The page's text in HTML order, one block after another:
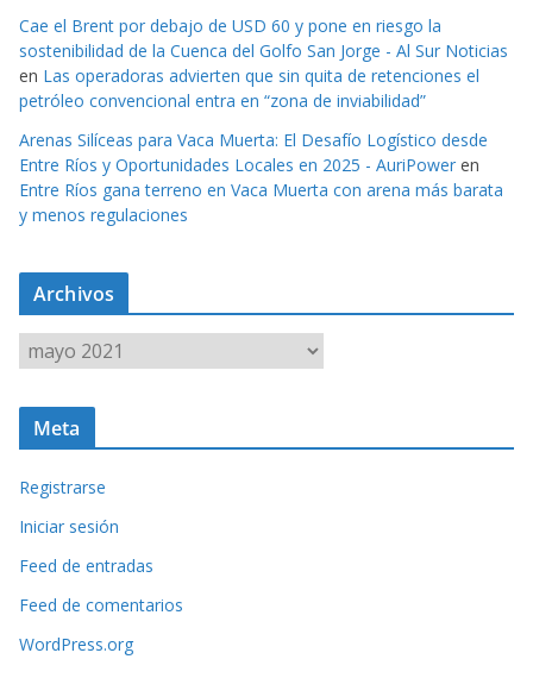
Cae el Brent por debajo de USD 60 y pone en riesgo la
sostenibilidad de la Cuenca del Golfo San Jorge - Al Sur Noticias
en Las operadoras advierten que sin quita de retenciones el
petróleo convencional entra en “zona de inviabilidad”
Arenas Silíceas para Vaca Muerta: El Desafío Logístico desde
Entre Ríos y Oportunidades Locales en 2025 - AuriPower en
Entre Ríos gana terreno en Vaca Muerta con arena más barata
y menos regulaciones
Archivos
c
v
o
s
Meta
Registrarse
Iniciar sesión
Feed de entradas
Feed de comentarios
WordPress.org